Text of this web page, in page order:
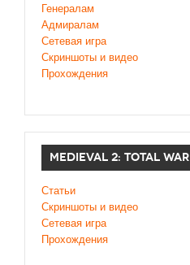
Генералам
Адмиралам
Сетевая игра
Скриншоты и видео
Прохождения
MEDIEVAL 2: TOTAL WAR
Статьи
Скриншоты и видео
Сетевая игра
Прохождения